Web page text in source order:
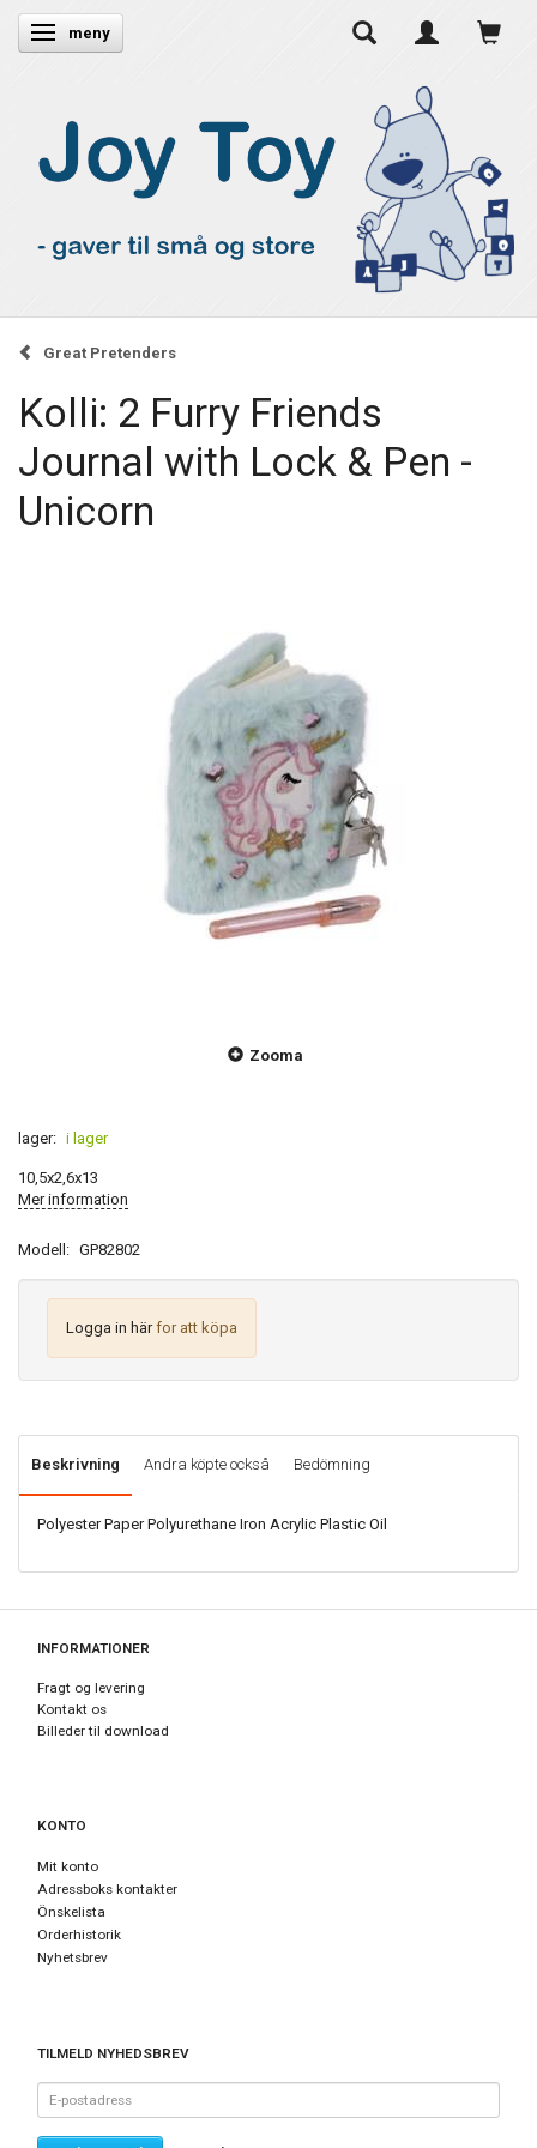
Ändra navigering
meny
Great Pretenders
Kolli: 2 Furry Friends
Journal with Lock & Pen -
Unicorn
Zooma
lager: i lager
10,5x2,6x13
Mer information
Modell: GP82802
Logga in härfor att köpa
Beskrivning Andra köpte också Bedömning
Polyester Paper Polyurethane Iron Acrylic Plastic Oil
INFORMATIONER
Fragt og levering
Kontakt os
Billeder til download
KONTO
Mit konto
Adressboks kontakter
Önskelista
Orderhistorik
Nyhetsbrev
TILMELD NYHEDSBREV
postadress